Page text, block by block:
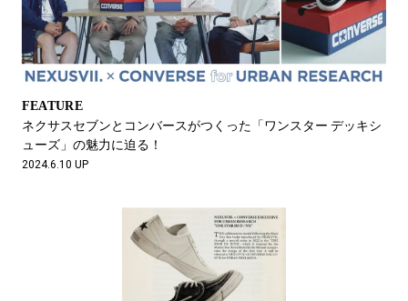
FEATURE
ネクサスセブンとコンバースがつくった「ワンスター デッキシ
ューズ」の魅力に迫る！
2024.6.10 UP